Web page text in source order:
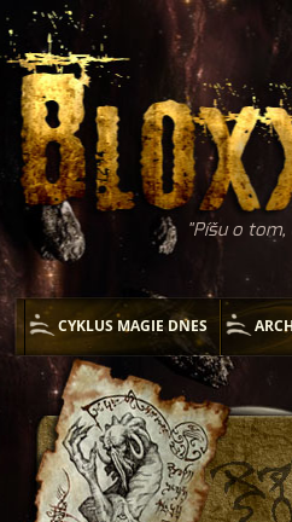
Píšu o tom,
CYKLUS MAGIE DNES